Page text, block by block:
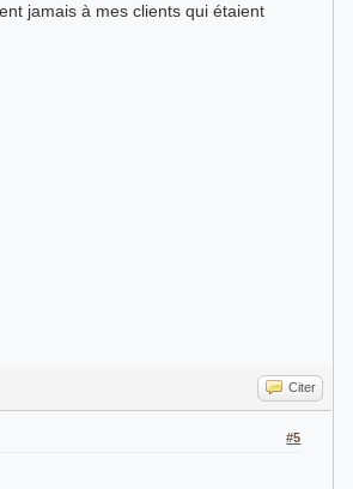
jamais à mes clients qui étaient
Citer
#5